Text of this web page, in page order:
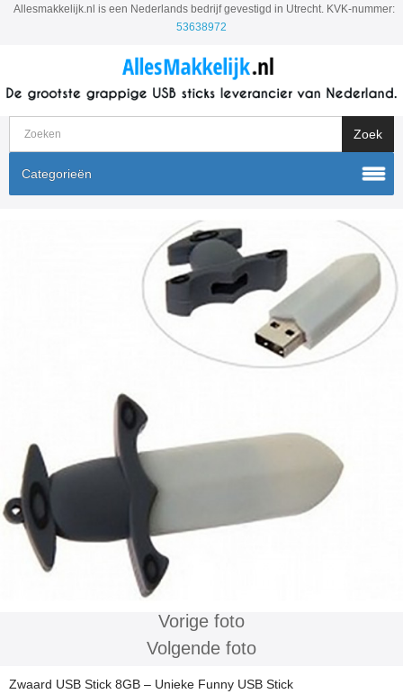
Allesmakkelijk.nl is een Nederlands bedrijf gevestigd in Utrecht. KVK-nummer:
53638972
Categorieën
Vorige foto
Volgende foto
Zwaard USB Stick 8GB – Unieke Funny USB Stick